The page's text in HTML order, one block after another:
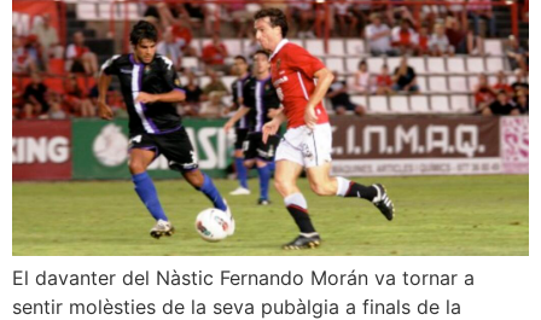
El davanter del Nàstic Fernando Morán va tornar a
sentir molèsties de la seva pubàlgia a finals de la